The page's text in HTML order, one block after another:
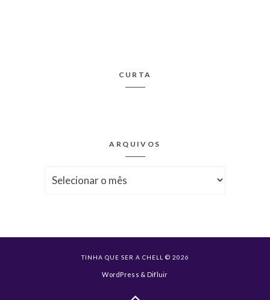
CURTA
ARQUIVOS
TINHA QUE SER A CHELL © 2026
WordPress & Difluir